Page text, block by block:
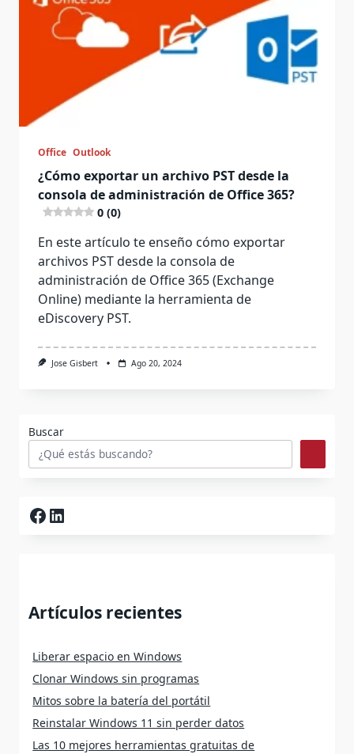
Office Outlook
¿Cómo exportar un archivo PST desde la
consola de administración de Office 365?
0 (0)
En este artículo te enseño cómo exportar
archivos PST desde la consola de
administración de Office 365 (Exchange
Online) mediante la herramienta de
eDiscovery PST.
Jose Gisbert Ago 20, 2024
Buscar
Facebook
LinkedIn
Artículos recientes
Liberar espacio en Windows
Clonar Windows sin programas
Mitos sobre la batería del portátil
Reinstalar Windows 11 sin perder datos
Las 10 mejores herramientas gratuitas de